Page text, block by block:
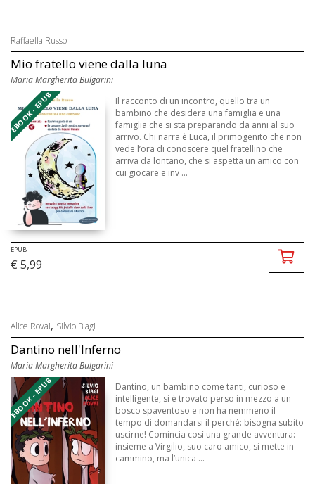
Raffaella Russo
Mio fratello viene dalla luna
Maria Margherita Bulgarini
EBOOK - EPUB
Il racconto di un incontro, quello tra un
bambino che desidera una famiglia e una
famiglia che si sta preparando da anni al suo
arrivo. Chi narra è Luca, il primogenito che non
vede l’ora di conoscere quel fratellino che
arriva da lontano, che si aspetta un amico con
cui giocare e inv ...
EPUB
€ 5,99
Alice Rovai, Silvio Biagi
Dantino nell'Inferno
Maria Margherita Bulgarini
EBOOK - EPUB
Dantino, un bambino come tanti, curioso e
intelligente, si è trovato perso in mezzo a un
bosco spaventoso e non ha nemmeno il
tempo di domandarsi il perché: bisogna subito
uscirne! Comincia così una grande avventura:
insieme a Virgilio, suo caro amico, si mette in
cammino, ma l’unica ...